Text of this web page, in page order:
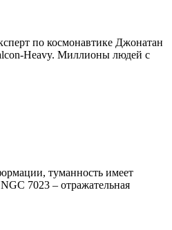
по космонавтике Джонатан
Heavy. Миллионы людей с
туманность имеет
7023 – отражательная